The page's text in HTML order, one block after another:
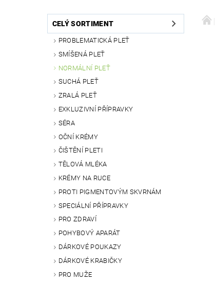
PODMÍNKY OCHRANY OSOBNÍCH ÚDAJŮ
CELÝ SORTIMENT
PROBLEMATICKÁ PLEŤ
SMÍŠENÁ PLEŤ
NORMÁLNÍ PLEŤ
SUCHÁ PLEŤ
ZRALÁ PLEŤ
EXKLUZIVNÍ PŘÍPRAVKY
SÉRA
OČNÍ KRÉMY
ČIŠTĚNÍ PLETI
TĚLOVÁ MLÉKA
KRÉMY NA RUCE
PROTI PIGMENTOVÝM SKVRNÁM
SPECIÁLNÍ PŘÍPRAVKY
PRO ZDRAVÍ
POHYBOVÝ APARÁT
DÁRKOVÉ POUKAZY
DÁRKOVÉ KRABIČKY
PRO MUŽE